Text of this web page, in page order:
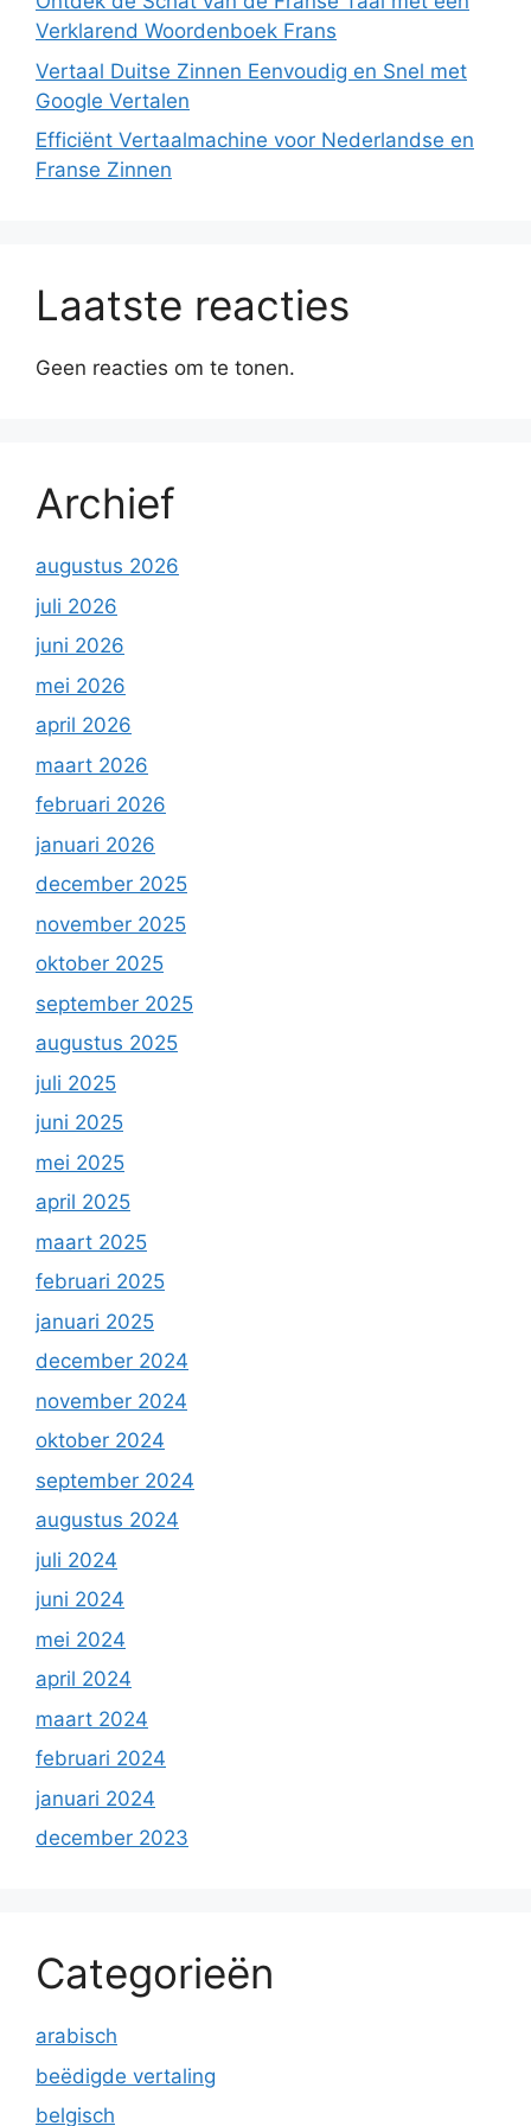
Verklarend Woordenboek Frans
Vertaal Duitse Zinnen Eenvoudig en Snel met
Google Vertalen
Efficiënt Vertaalmachine voor Nederlandse en
Franse Zinnen
Laatste reacties
Geen reacties om te tonen.
Archief
augustus 2026
juli 2026
juni 2026
mei 2026
april 2026
maart 2026
februari 2026
januari 2026
december 2025
november 2025
oktober 2025
september 2025
augustus 2025
juli 2025
juni 2025
mei 2025
april 2025
maart 2025
februari 2025
januari 2025
december 2024
november 2024
oktober 2024
september 2024
augustus 2024
juli 2024
juni 2024
mei 2024
april 2024
maart 2024
februari 2024
januari 2024
december 2023
Categorieën
arabisch
beëdigde vertaling
belgisch